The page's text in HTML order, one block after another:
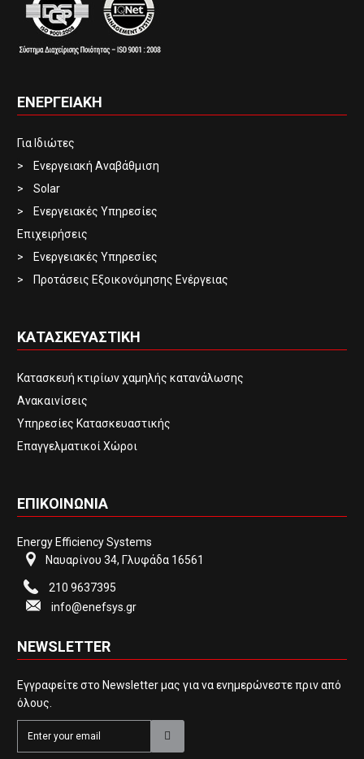
ΕΝΕΡΓΕΙΑΚΗ
Για Ιδιώτες
Ενεργειακή Αναβάθμιση
Solar
Ενεργειακές Υπηρεσίες
Επιχειρήσεις
Ενεργειακές Υπηρεσίες
Προτάσεις Εξοικονόμησης Ενέργειας
ΚΑΤΑΣΚΕΥΑΣΤΙΚΗ
Κατασκευή κτιρίων χαμηλής κατανάλωσης
Ανακαινίσεις
Υπηρεσίες Κατασκευαστικής
Επαγγελματικοί Χώροι
ΕΠΙΚΟΙΝΩΝΙΑ
Energy Efficiency Systems
Ναυαρίνου 34, Γλυφάδα 16561
210 9637395
info@enefsys.gr
NEWSLETTER
Εγγραφείτε στο Newsletter μας για να ενημερώνεστε πριν από
όλους.